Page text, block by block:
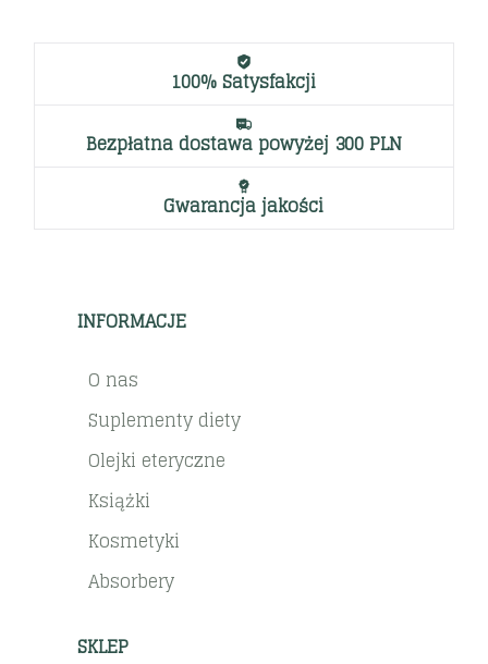
100% Satysfakcji
Bezpłatna dostawa powyżej 300 PLN
Gwarancja jakości
INFORMACJE
O nas
Suplementy diety
Olejki eteryczne
Książki
Kosmetyki
Absorbery
SKLEP